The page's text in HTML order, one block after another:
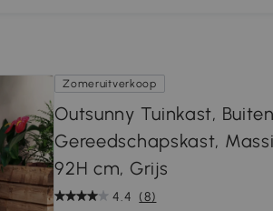
Zomeruitverkoop
Outsunny Tuinkast,
Gereedschapskast,
92H cm, Grijs
4.4 (8)